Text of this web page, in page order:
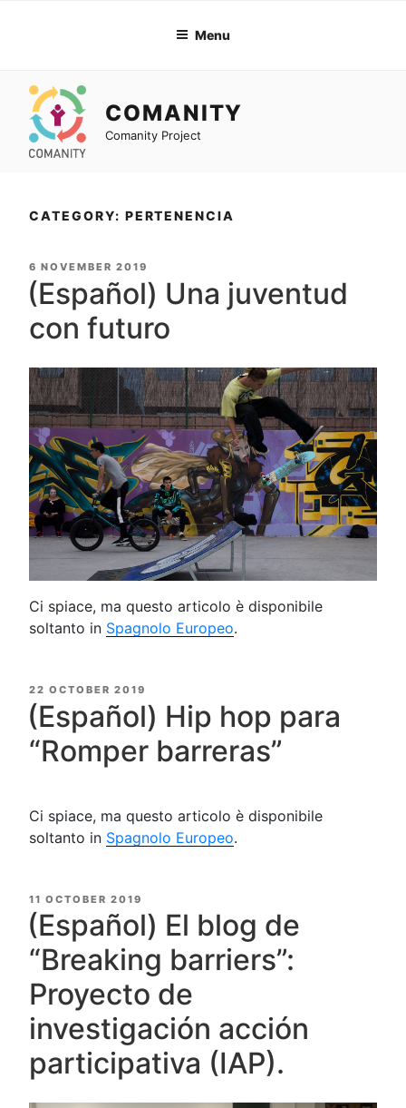
Menu
COMANITY
Comanity Project
CATEGORY: PERTENENCIA
POSTED
ON
6 NOVEMBER 2019
(Español) Una juventud
con futuro
Ci spiace, ma questo articolo è disponibile
soltanto in Spagnolo Europeo.
POSTED
ON
22 OCTOBER 2019
(Español) Hip hop para
“Romper barreras”
Ci spiace, ma questo articolo è disponibile
soltanto in Spagnolo Europeo.
POSTED
ON
11 OCTOBER 2019
(Español) El blog de
“Breaking barriers”:
Proyecto de
investigación acción
participativa (IAP).